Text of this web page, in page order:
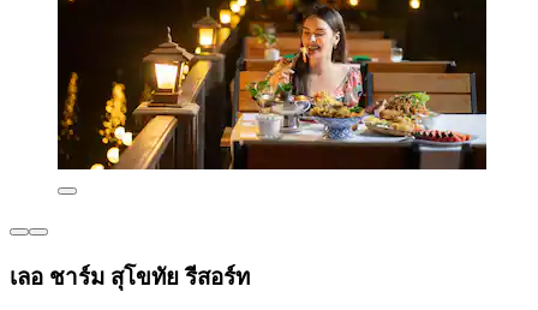
เลอ ชาร์ม สุโขทัย รีสอร์ท